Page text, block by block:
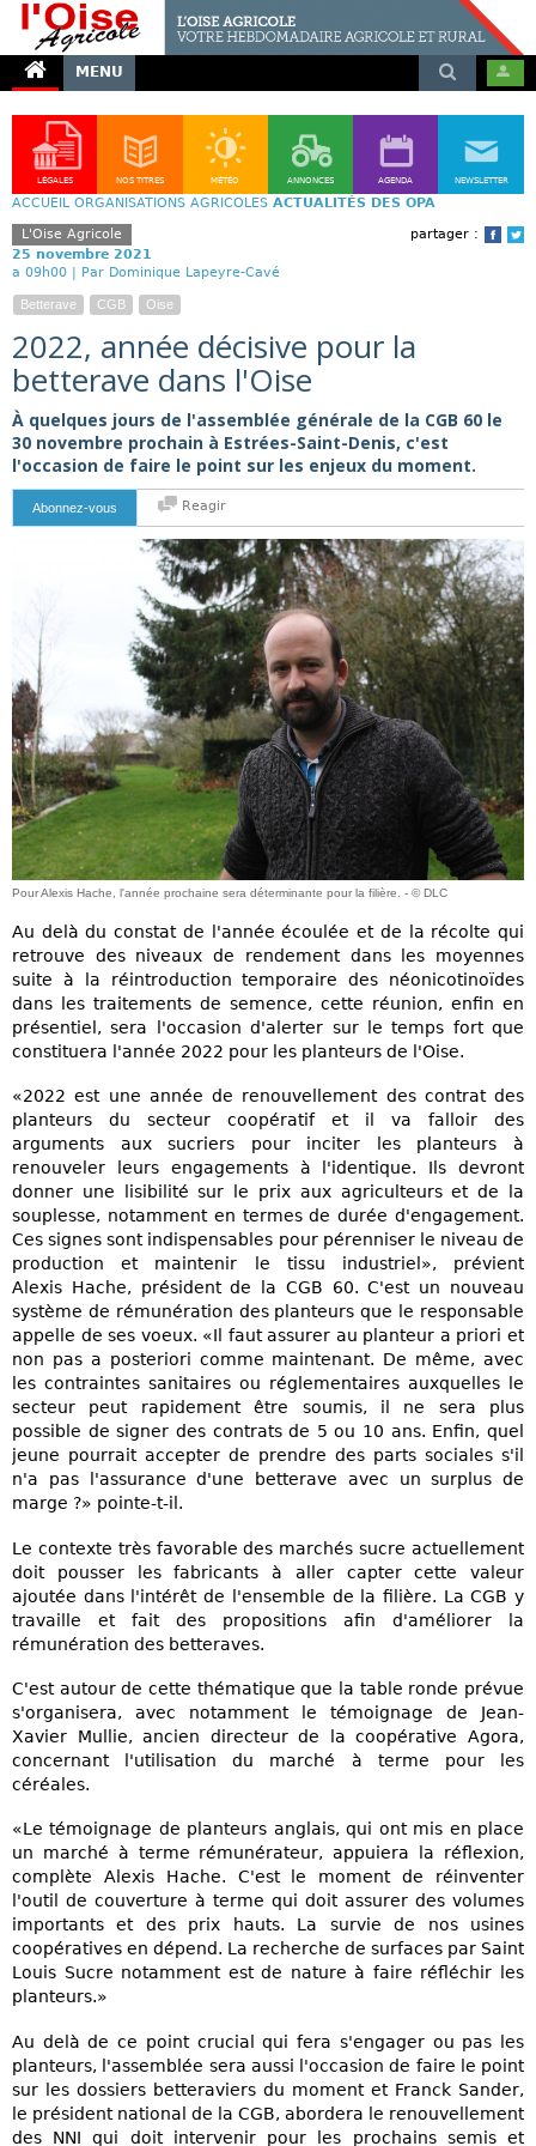
MENU
LÉGALES NOS TITRES MÉTÉO ANNONCES AGENDA NEWSLETTER
ACCUEIL ORGANISATIONS AGRICOLES ACTUALITÉS DES OPA
partager :
L'Oise Agricole
25 novembre 2021
a 09h00 | Par Dominique Lapeyre-Cavé
Betterave CGB Oise
2022, année décisive pour la
betterave dans l'Oise
À quelques jours de l'assemblée générale de la CGB 60 le
30 novembre prochain à Estrées-Saint-Denis, c'est
l'occasion de faire le point sur les enjeux du moment.
Abonnez-vous Reagir
Pour Alexis Hache, l'année prochaine sera déterminante pour la filière. - © DLC
Au delà du constat de l'année écoulée et de la récolte qui
retrouve des niveaux de rendement dans les moyennes
suite à la réintroduction temporaire des néonicotinoïdes
dans les traitements de semence, cette réunion, enfin en
présentiel, sera l'occasion d'alerter sur le temps fort que
constituera l'année 2022 pour les planteurs de l'Oise.
«2022 est une année de renouvellement des contrat des
planteurs du secteur coopératif et il va falloir des
arguments aux sucriers pour inciter les planteurs à
renouveler leurs engagements à l'identique. Ils devront
donner une lisibilité sur le prix aux agriculteurs et de la
souplesse, notamment en termes de durée d'engagement.
Ces signes sont indispensables pour pérenniser le niveau de
production et maintenir le tissu industriel», prévient
Alexis Hache, président de la CGB 60. C'est un nouveau
système de rémunération des planteurs que le responsable
appelle de ses voeux. «Il faut assurer au planteur a priori et
non pas a posteriori comme maintenant. De même, avec
les contraintes sanitaires ou réglementaires auxquelles le
secteur peut rapidement être soumis, il ne sera plus
possible de signer des contrats de 5 ou 10 ans. Enfin, quel
jeune pourrait accepter de prendre des parts sociales s'il
n'a pas l'assurance d'une betterave avec un surplus de
marge ?» pointe-t-il.
Le contexte très favorable des marchés sucre actuellement
doit pousser les fabricants à aller capter cette valeur
ajoutée dans l'intérêt de l'ensemble de la filière. La CGB y
travaille et fait des propositions afin d'améliorer la
rémunération des betteraves.
C'est autour de cette thématique que la table ronde prévue
s'organisera, avec notamment le témoignage de Jean-
Xavier Mullie, ancien directeur de la coopérative Agora,
concernant l'utilisation du marché à terme pour les
céréales.
«Le témoignage de planteurs anglais, qui ont mis en place
un marché à terme rémunérateur, appuiera la réflexion,
complète Alexis Hache. C'est le moment de réinventer
l'outil de couverture à terme qui doit assurer des volumes
importants et des prix hauts. La survie de nos usines
coopératives en dépend. La recherche de surfaces par Saint
Louis Sucre notamment est de nature à faire réfléchir les
planteurs.»
Au delà de ce point crucial qui fera s'engager ou pas les
planteurs, l'assemblée sera aussi l'occasion de faire le point
sur les dossiers betteraviers du moment et Franck Sander,
le président national de la CGB, abordera le renouvellement
des NNI qui doit intervenir pour les prochains semis et